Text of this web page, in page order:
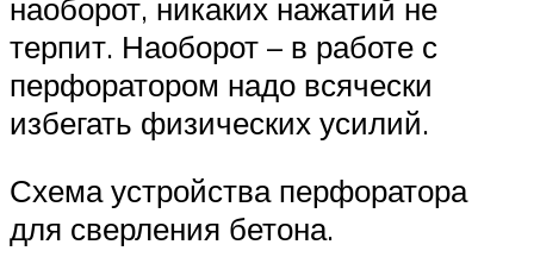
наоборот, никаких нажатий не
терпит. Наоборот – в работе с
перфоратором надо всячески
избегать физических усилий.
Схема устройства перфоратора
для сверления бетона.